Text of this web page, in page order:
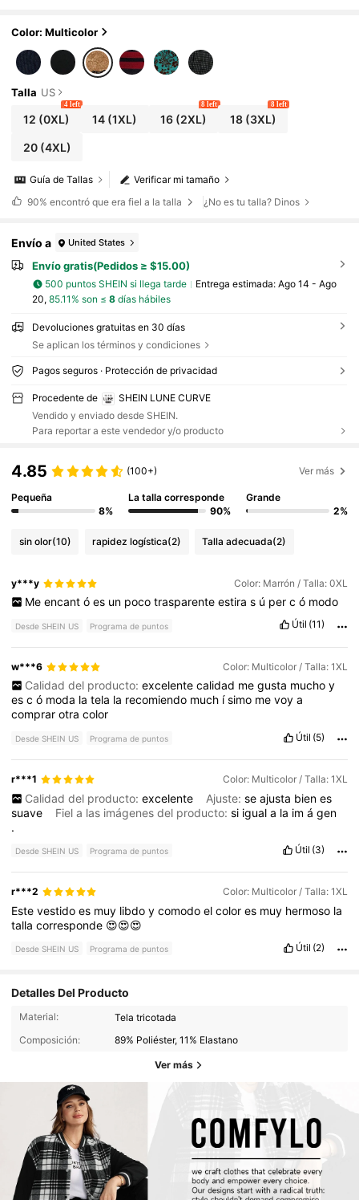
Color: Multicolor
Talla US
12 (0XL)
4 left
14 (1XL) 16(2XL)
8 left
18(3XL)
8 left
20(4XL)
Verificar mi tamaño
Guía de Tallas
90% encontró que era fiel a la talla ¿No es tu talla? Dinos
Envío a United States
Envío gratis(Pedidos ≥ $15.00)
500 puntos SHEIN si llega tarde Entrega estimada: Ago 14 - Ago
20, 85.11% son ≤ 8días hábiles
Devoluciones gratuitas en 30 días
Se aplican los términos y condiciones
Pagos seguros · Protección de privacidad
Procedente de
SHEIN LUNE CURVE
Vendido y enviado desde SHEIN.
Para reportar a este vendedor y/o producto
4.85 (100+) Ver más
Pequeña
8%
La talla corresponde
90%
Grande
2%
sin olor(10) rapidez logística(2) Talla adecuada(2)
y***y Color: Marrón / Talla: 0XL
Me encant ó es un poco trasparente estira s ú per c ó modo
Desde SHEIN US Programa de puntos Útil (11)
w***6 Color: Multicolor / Talla: 1XL
Calidad del producto: excelente calidad me gusta mucho y
escó moda latela la recomiendo much ísimo mevoya
comprarotracolor
Desde SHEIN US Programa de puntos Útil (5)
r***1 Color: Multicolor / Talla: 1XL
Calidad del producto: excelente Ajuste: se ajusta bien es
suave
Fiel a las imágenes del producto:si iguala la imágen
.
Desde SHEIN US Programa de puntos Útil (3)
r***2 Color: Multicolor / Talla: 1XL
Estevestidoes muy libdoycomodoelcolores muy hermoso la
tallacorresponde 😍😍😍
Desde SHEIN US Programa de puntos Útil (2)
Detalles Del Producto
Material:
Tela tricotada
Composición:
89% Poliéster, 11% Elastano
Ver más
4.81 450K Seguidores